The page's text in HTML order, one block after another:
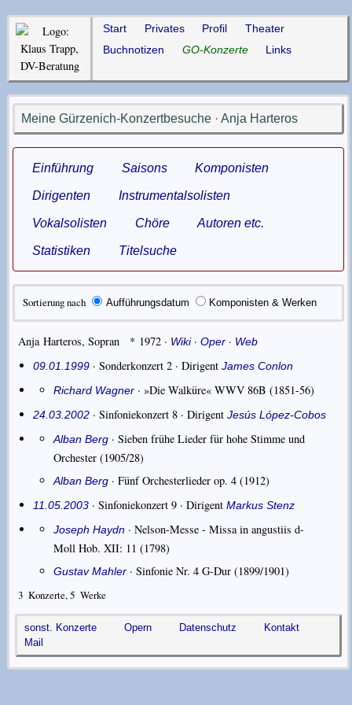
Start Privates Profil
Theater
Buchnotizen
GO-Konzerte Links
Meine Gürzenich-Konzertbesuche · Anja Harteros
Einführung Saisons Komponisten
Dirigenten Instrumentalsolisten
Vokalsolisten Chöre Autoren etc.
Statistiken Titelsuche
Sortierung nach Aufführungsdatum Komponisten & Werken
Anja Harteros,Sopran * 1972 · Wiki·Oper · Web
09.01.1999 · Sonderkonzert 2 ·Dirigent James Conlon
Richard Wagner ·»Die Walküre« WWV 86B (1851-56)
24.03.2002 · Sinfoniekonzert 8 ·Dirigent Jesús López-Cobos
Alban Berg ·Sieben frühe Lieder für hohe Stimme und
Orchester (1905/28)
Alban Berg ·Fünf Orchesterlieder op. 4 (1912)
11.05.2003 · Sinfoniekonzert 9 ·Dirigent Markus Stenz
Joseph Haydn ·Nelson-Messe - Missa in angustiis d-
Moll Hob. XII: 11 (1798)
Gustav Mahler ·Sinfonie Nr. 4 G-Dur (1899/1901)
3Konzerte,5Werke
sonst. Konzerte Opern Datenschutz
Kontakt
Mail